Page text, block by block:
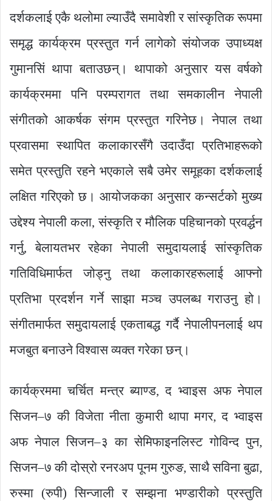
दर्शकलाई एकै थलोमा ल्याउँदै समावेशी र सांस्कृतिक रूपमा
समृद्ध कार्यक्रम प्रस्तुत गर्न लागेको संयोजक उपाध्यक्ष
गुमानसिं थापा बताउछन्। थापाको अनुसार यस वर्षको
कार्यक्रममा पनि परम्परागत तथा समकालीन नेपाली
संगीतको आकर्षक संगम प्रस्तुत गरिनेछ। नेपाल तथा
प्रवासमा स्थापित कलाकारसँगै उदाउँदा प्रतिभाहरूको
समेत प्रस्तुति रहने भएकाले सबै उमेर समूहका दर्शकलाई
लक्षित गरिएको छ। आयोजकका अनुसार कन्सर्टको मुख्य
उद्देश्य नेपाली कला, संस्कृति र मौलिक पहिचानको प्रवर्द्धन
गर्नु, बेलायतभर रहेका नेपाली समुदायलाई सांस्कृतिक
गतिविधिमार्फत जोड्नु तथा कलाकारहरूलाई आफ्नो
प्रतिभा प्रदर्शन गर्ने साझा मञ्च उपलब्ध गराउनु हो।
संगीतमार्फत समुदायलाई एकताबद्ध गर्दै नेपालीपनलाई थप
मजबुत बनाउने विश्वास व्यक्त गरेका छन्।
कार्यक्रममा चर्चित मन्त्र ब्याण्ड, द भ्वाइस अफ नेपाल
सिजन–७ की विजेता नीता कुमारी थापा मगर, द भ्वाइस
अफ नेपाल सिजन–३ का सेमिफाइनलिस्ट गोविन्द पुन,
सिजन–७ की दोस्रो रनरअप पूनम गुरुङ, साथै सविना बुढा,
रुस्मा (रुपी) सिन्जाली र सम्झना भण्डारीको प्रस्तुति